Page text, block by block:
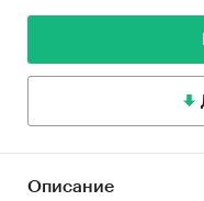
Описание